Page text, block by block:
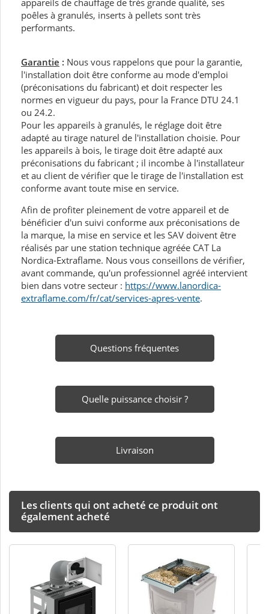
poêles à granulés, inserts à pellets sont très
performants.
Garantie : Nous vous rappelons que pour la garantie,
l'installation doit être conforme au mode d'emploi
(préconisations du fabricant) et doit respecter les
normes en vigueur du pays, pour la France DTU 24.1
ou 24.2.
Pour les appareils à granulés, le réglage doit être
adapté au tirage naturel de l'installation choisie. Pour
les appareils à bois, le tirage doit être adapté aux
préconisations du fabricant ; il incombe à l'installateur
et au client de vérifier que le tirage de l'installation est
conforme avant toute mise en service.
Afin de profiter pleinement de votre appareil et de
bénéficier d'un suivi conforme aux préconisations de
la marque, la mise en service et les SAV doivent être
réalisés par une station technique agréée CAT La
Nordica-Extraflame. Nous vous conseillons de vérifier,
avant commande, qu'un professionnel agréé intervient
bien dans votre secteur : https://www.lanordica-
extraflame.com/fr/cat/services-apres-vente.
Questions fréquentes
Quelle puissance choisir ?
Livraison
Les clients qui ont acheté ce produit ont
également acheté